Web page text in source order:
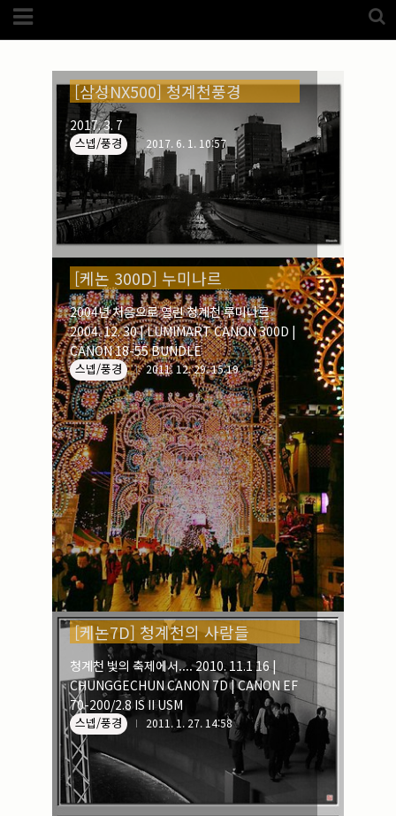
Category
(5989)
(1192)
노르웨이(33)
뉴질랜드(18)
(44)
(20)
(75)
(52)
미국_캐나다
(105)
발칸7국(305)
스웨덴(8)
스페인(193)
(170)
백두산(17)
(68)
포르투갈
(32)
핀란드(14)
필리핀(38)
(3825)
(2217)
(201)
크로즈업(1140)
실내_정물(170)
성당_성지(89)
故최규동(7)
(606)
(267)
사진전시회(24)
(184)
졸업50(57)
(94)
그래픽(14)
(9)
(14)
기타등등(33)
블로그최적화(2)
[삼성NX500] 청계천풍경
2017. 3. 7
스넵/풍경 2017. 6. 1. 10:57
[케논 300D] 누미나르
2004년 처음으로 열린 청계천 루미나르
2004. 12. 30 | LUMIMART CANON 300D |
CANON 18-55 BUNDLE
스넵/풍경 2011. 12. 29. 15:19
[케논7D] 청계천의 사람들
청계천 빛의 축제에서.... 2010. 11.1 16 |
CHUNGGECHUN CANON 7D | CANON EF
70-200/2.8 IS II USM
스넵/풍경 2011. 1. 27. 14:58